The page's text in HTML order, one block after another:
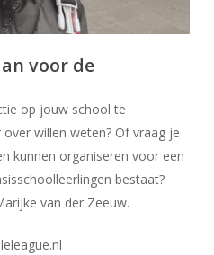
voor de
op jouw school te
willen weten? Of vraag je
kunnen organiseren voor een
bestaat?
van der Zeeuw.